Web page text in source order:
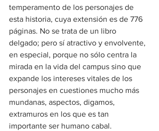
temperamento de los personajes de
esta historia, cuya extensión es de 776
páginas. No se trata de un libro
delgado; pero sí atractivo y envolvente,
en especial, porque no sólo centra la
mirada en la vida del campus sino que
expande los intereses vitales de los
personajes en cuestiones mucho más
mundanas, aspectos, digamos,
extramuros en los que es tan
importante ser humano cabal.